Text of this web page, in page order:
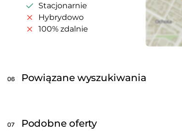
Stacjonarnie
Hybrydowo
100% zdalnie
06 Powiązane wyszukiwania
07 Podobne oferty